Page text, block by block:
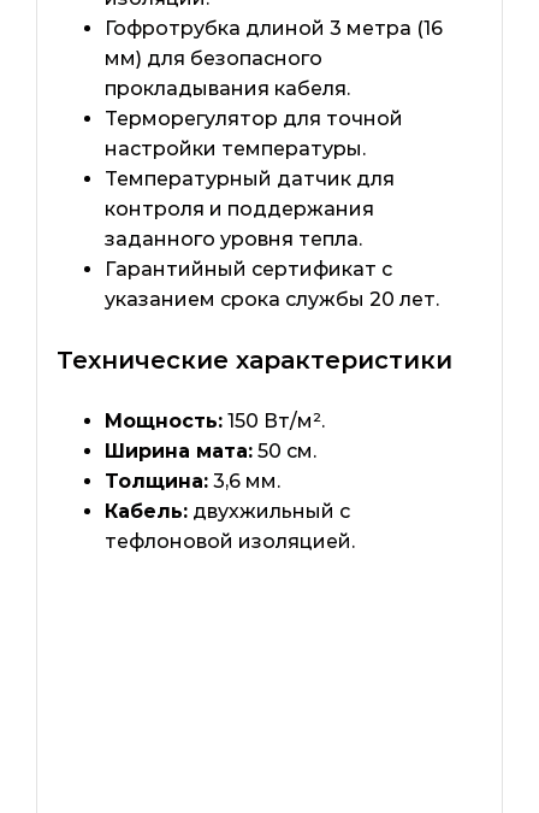
Гофротрубка длиной 3 метра (16
мм) для безопасного
прокладывания кабеля.
Терморегулятор для точной
настройки температуры.
Температурный датчик для
контроля и поддержания
заданного уровня тепла.
Гарантийный сертификат с
указанием срока службы 20 лет.
Технические характеристики
Мощность:150 Вт/м².
Ширина мата:50 см.
Толщина:3,6 мм.
Кабель:двухжильный с
тефлоновой изоляцией.